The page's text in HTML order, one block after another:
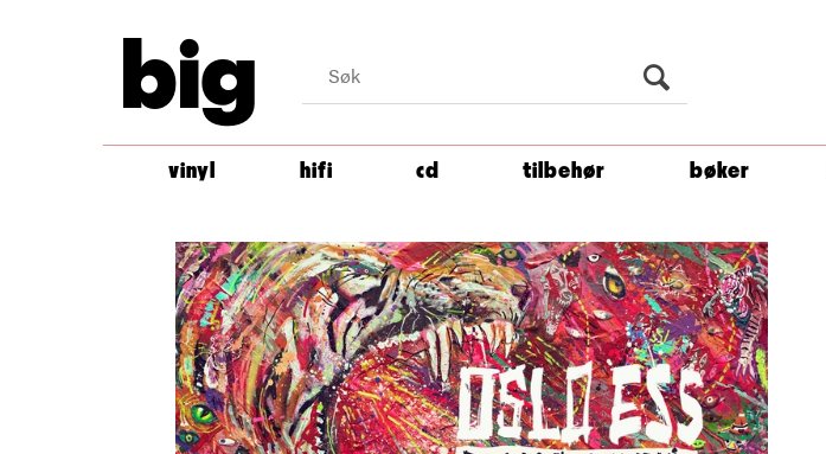
big
vinyl hifi cd tilbehør bøker